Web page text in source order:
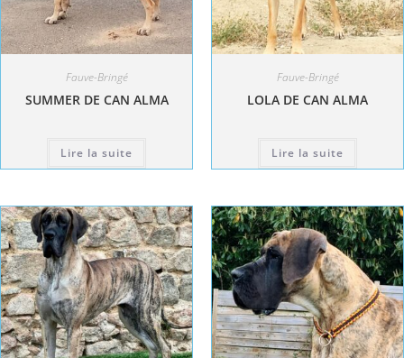
Fauve-Bringé
SUMMER DE CAN ALMA
Lire la suite
Fauve-Bringé
LOLA DE CAN ALMA
Lire la suite